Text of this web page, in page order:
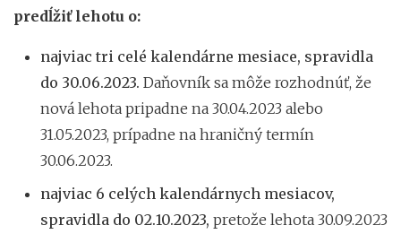
predĺžiť lehotu o:
najviac tri celé kalendárne mesiace, spravidla
do 30.06.2023. Daňovník sa môže rozhodnúť, že
nová lehota pripadne na 30.04.2023 alebo
31.05.2023, prípadne na hraničný termín
30.06.2023.
najviac 6 celých kalendárnych mesiacov,
spravidla do 02.10.2023, pretože lehota 30.09.2023